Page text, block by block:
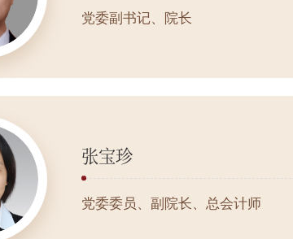
党委副书记、院长
张宝珍
党委委员、副院长、总会计师